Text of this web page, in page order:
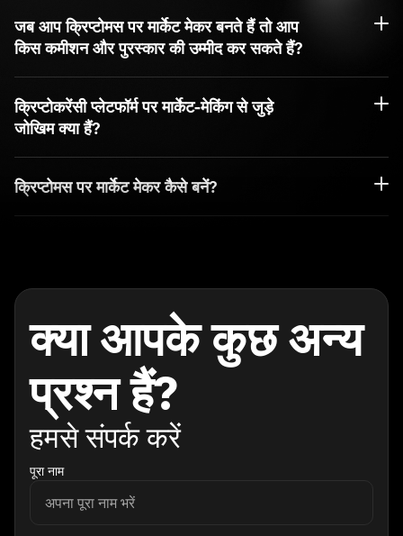
जब आप क्रिप्टोमस पर मार्केट मेकर बनते हैं तो आप
किस कमीशन और पुरस्कार की उम्मीद कर सकते हैं?
क्रिप्टोकरेंसी प्लेटफॉर्म पर मार्केट-मेकिंग से जुड़े
जोखिम क्या हैं?
क्रिप्टोमस पर मार्केट मेकर कैसे बनें?
क्या आपके कुछ अन्य
प्रश्न हैं?
हमसे संपर्क करें
पूरा नाम